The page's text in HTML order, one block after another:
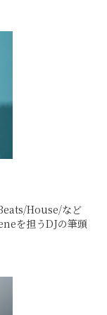
House/など
を担うDJの筆頭